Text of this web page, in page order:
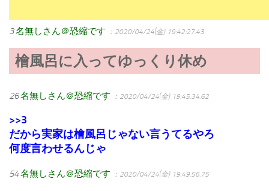
3名無しさん＠恐縮です ：2020/04/24(金) 19:42:27.43
檜風呂に入ってゆっくり休め
26名無しさん＠恐縮です ：2020/04/24(金) 19:45:34.62
>>3
だから実家は檜風呂じゃない言うてるやろ
何度言わせるんじゃ
54名無しさん＠恐縮です ：2020/04/24(金) 19:49:56.75